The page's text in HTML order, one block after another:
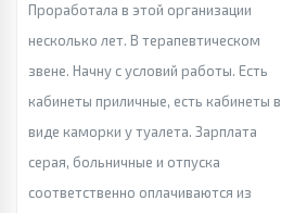
Проработала в этой организации
несколько лет. В терапевтическом
звене. Начну с условий работы. Есть
кабинеты приличные, есть кабинеты в
виде каморки у туалета. Зарплата
серая, больничные и отпуска
соответственно оплачиваются из